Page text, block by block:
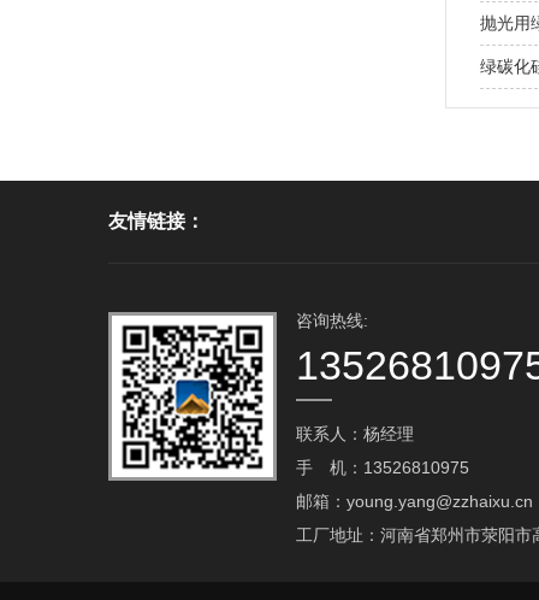
抛光用
绿碳化
友情链接：
咨询热线:
联系人：杨经理
手 机：13526810975
邮箱：young.yang@zzhaixu.cn
工厂地址：河南省郑州市荥阳市